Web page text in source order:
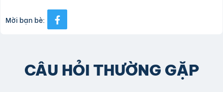
Mời bạn bè:
CÂU HỎI THƯỜNG GẶP